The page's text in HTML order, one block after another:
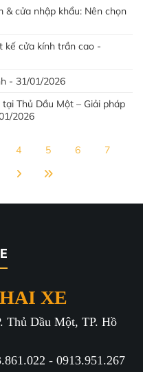
& cửa nhập khẩu: Nên chọn
kế cửa kính trần cao -
- 31/01/2026
Thủ Dầu Một – Giải pháp
2026
4 5 6
7
XE
Thủ Dầu Một, TP. Hồ
- 0913.951.267